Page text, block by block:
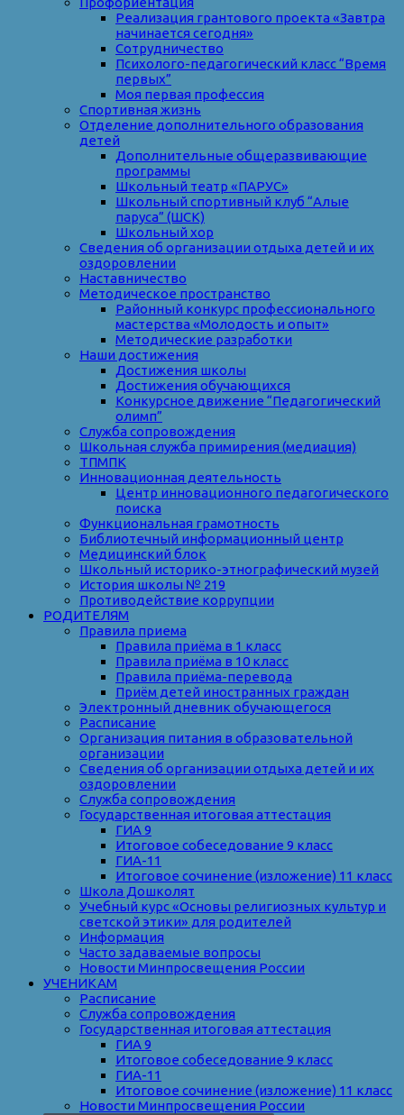
Реализация грантового проекта «Завтра
начинается сегодня»
Сотрудничество
Психолого-педагогический класс “Время
первых”
Моя первая профессия
Спортивная жизнь
Отделение дополнительного образования
детей
Дополнительные общеразвивающие
программы
Школьный театр «ПАРУС»
Школьный спортивный клуб “Алые
паруса” (ШСК)
Школьный хор
Сведения об организации отдыха детей и их
оздоровлении
Наставничество
Методическое пространство
Районный конкурс профессионального
мастерства «Молодость и опыт»
Методические разработки
Наши достижения
Достижения школы
Достижения обучающихся
Конкурсное движение “Педагогический
олимп”
Служба сопровождения
Школьная служба примирения (медиация)
ТПМПК
Инновационная деятельность
Центр инновационного педагогического
поиска
Функциональная грамотность
Библиотечный информационный центр
Медицинский блок
Школьный историко-этнографический музей
История школы № 219
Противодействие коррупции
РОДИТЕЛЯМ
Правила приема
Правила приёма в 1 класс
Правила приёма в 10 класс
Правила приёма-перевода
Приём детей иностранных граждан
Электронный дневник обучающегося
Расписание
Организация питания в образовательной
организации
Сведения об организации отдыха детей и их
оздоровлении
Служба сопровождения
Государственная итоговая аттестация
ГИА 9
Итоговое собеседование 9 класс
ГИА-11
Итоговое сочинение (изложение) 11 класс
Школа Дошколят
Учебный курс «Основы религиозных культур и
светской этики» для родителей
Информация
Часто задаваемые вопросы
Новости Минпросвещения России
УЧЕНИКАМ
Расписание
Служба сопровождения
Государственная итоговая аттестация
ГИА 9
Итоговое собеседование 9 класс
ГИА-11
Итоговое сочинение (изложение) 11 класс
Новости Минпросвещения России